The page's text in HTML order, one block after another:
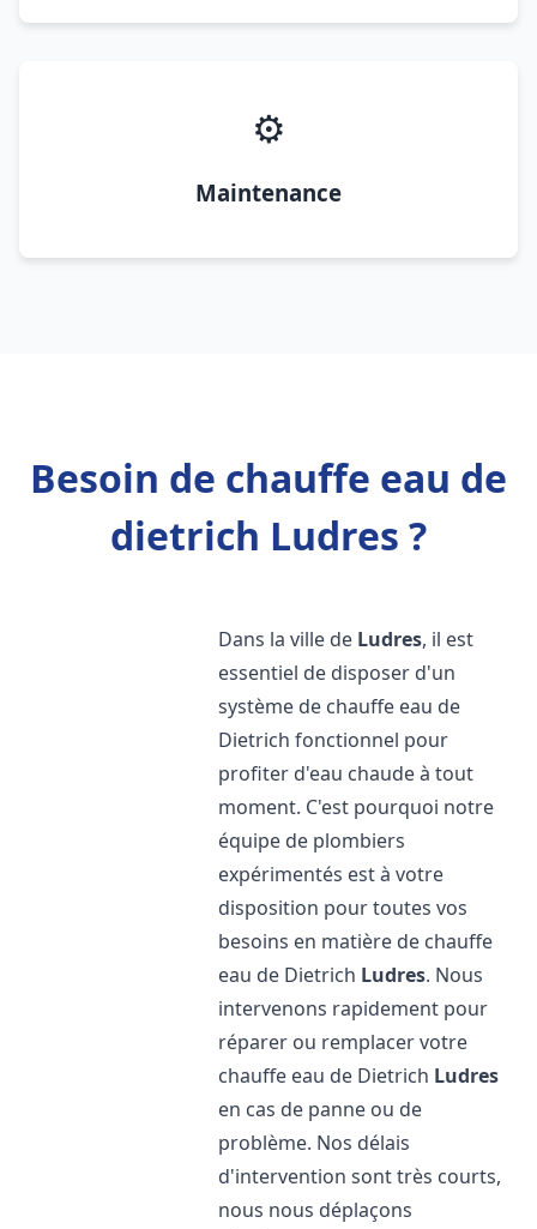
⚙️
Maintenance
Besoin de chauffe eau de
dietrich Ludres ?
Dans la ville de Ludres, il est
essentiel de disposer d'un
système de chauffe eau de
Dietrich fonctionnel pour
profiter d'eau chaude à tout
moment. C'est pourquoi notre
équipe de plombiers
expérimentés est à votre
disposition pour toutes vos
besoins en matière de chauffe
eau de Dietrich Ludres. Nous
intervenons rapidement pour
réparer ou remplacer votre
chauffe eau de Dietrich Ludres
en cas de panne ou de
problème. Nos délais
d'intervention sont très courts,
nous nous déplaçons